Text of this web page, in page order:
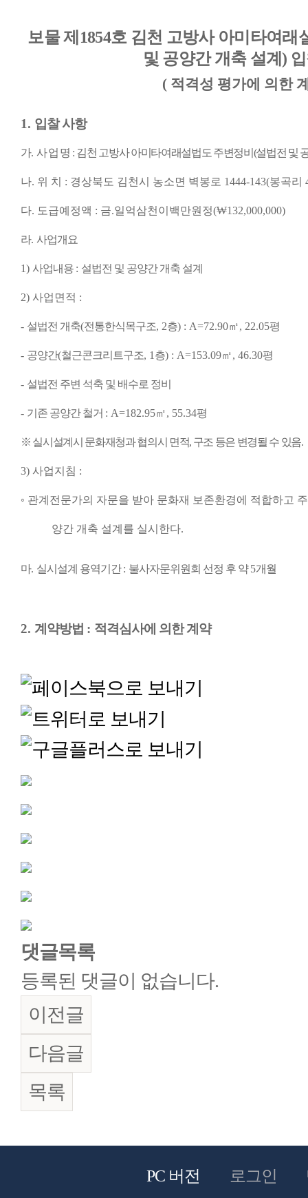
보물 제 1854호 김천 고방사 아미타여래
및 공양간 개축 설계)
( 적격성 평가에 의한
1. 입찰 사항
가. 사 업 명 : 김천 고방사 아미타여래설법도 주변정비 (설법전 및
나. 위 치 : 경상북도 김천시 농소면 벽봉로 1444-143(봉곡리
다. 도급예정액 : 금.일억삼천이백만원정(₩132,000,000)
라. 사업개요
1) 사업내용 : 설법전 및 공양간 개축 설계
2) 사업면적 :
- 설법전 개축(전통한식목구조, 2층) : A=72.90㎡, 22.05평
- 공양간(철근콘크리트구조, 1 층) : A=153.09㎡, 46.30평
- 설법전 주변 석축 및 배수로 정비
- 기존 공양간 철거 : A=182.95㎡, 55.34평
※ 실시설계시 문화재청과 협의시 면적, 구조 등은 변경될 수 있음.
3) 사업지침 :
◦ 관계전문가의 자문을 받아 문화재 보존환경에 적합하고
양간 개축 설계를 실시한다.
마. 실시설계 용역기간: 불사자문위원회 선정 후 약5개월
2. 계약방법 : 적격심사에 의한 계약
댓글목록
등록된 댓글이 없습니다.
이전글
다음글
목록
PC 버전 로그인